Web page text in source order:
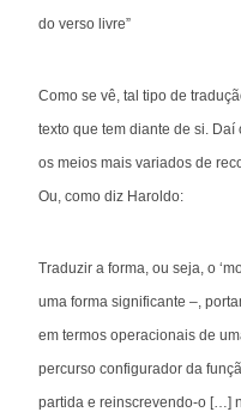
do verso livre”
Como se vê, tal tipo de
texto que tem diante de si.
os meios mais variados de
Ou, como diz Haroldo:
Traduzir a forma, ou seja, o
uma forma significante –,
em termos operacionais de
percurso configurador da
partida e reinscrevendo-o […]